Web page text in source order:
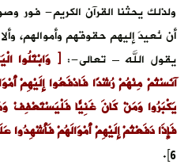
ولذلك يحثنا القرآن الكريم- فور
أن نُعيدَ إليهم حقوقهم وأموالهم،
يقول الله – تعالى-: ﴿ وَابْتَلُوا
آنَسْتُمْ مِنْهُمْ رُشْدًا فَادْفَعُوا إِلَيْهِمْ
يَكْبَرُوا وَمَنْ كَانَ غَنِيًّا فَلْيَسْتَعْفِفْ
فَإِذَا دَفَعْتُمْ إِلَيْهِمْ أَمْوَالَهُمْ فَأَشْهِدُوا
6].